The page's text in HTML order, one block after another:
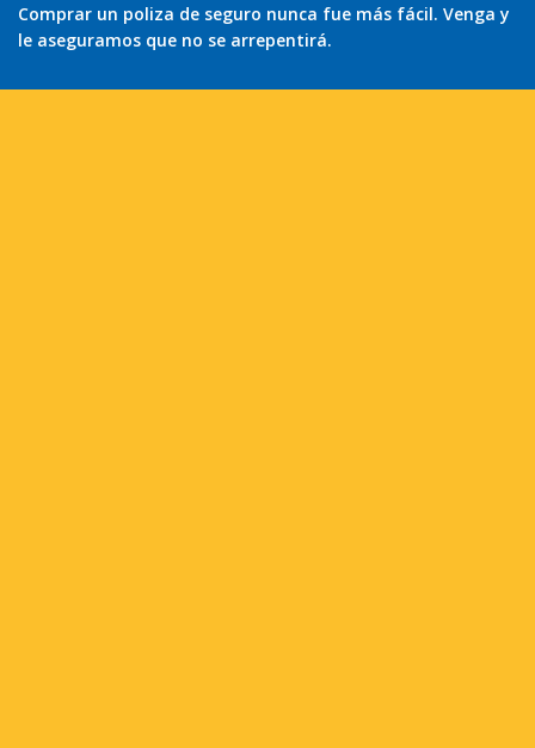
Comprar un poliza de seguro nunca fue más fácil. Venga y
le aseguramos que no se arrepentirá.